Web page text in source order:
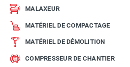
MALAXEUR
MATÉRIEL DE COMPACTAGE
MATÉRIEL DE DÉMOLITION
COMPRESSEUR DE CHANTIER